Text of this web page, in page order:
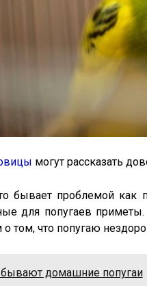
могут рассказать
бывает проблемой как
для попугаев
том, что попугаю
домашние попугаи